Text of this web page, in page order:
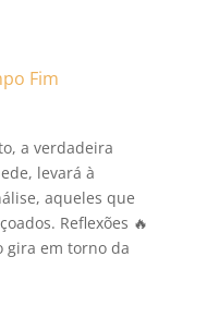
Fim
a verdadeira
levará à
aqueles que
Reflexões 🔥
gira em torno da